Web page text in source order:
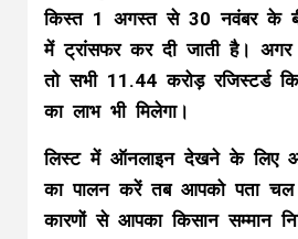
किस्त 1 अगस्त से 30 नवंबर के
में ट्रांसफर कर दी जाती है। अगर
तो सभी 11.44 करोड़ रजिस्टर्ड
का लाभ भी मिलेगा।
लिस्ट में ऑनलाइन देखने के लिए
का पालन करें तब आपको पता चल
कारणों से आपका किसान सम्मान